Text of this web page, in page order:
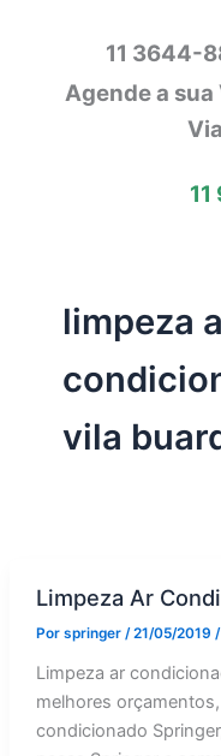
11 3644-
Agende a
limpeza
vila
Limpeza Ar
Por springer /21/05/2019 /
Limpeza ar
melhores
condicionado